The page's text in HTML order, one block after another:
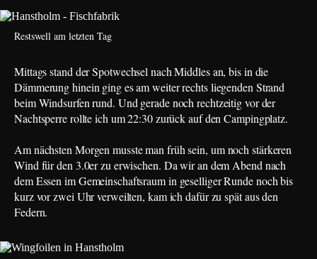
Restswell am letzten Tag
Mittags stand der Spotwechsel nach Middles an, bis in die
Dämmerung hinein ging es am weiter rechts liegenden Strand
beim Windsurfen rund. Und gerade noch rechtzeitig vor der
Nachtsperre rollte ich um 22:30 zurück auf den Campingplatz.
Am nächsten Morgen musste man früh sein, um noch stärkeren
Wind für den 3.0er zu erwischen. Da wir an dem Abend nach
dem Essen im Gemeinschaftsraum in geselliger Runde noch bis
kurz vor zwei Uhr verweilten, kam ich dafür zu spät aus den
Federn.